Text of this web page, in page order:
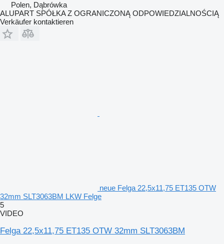
Polen, Dąbrówka
ALUPART SPÓŁKA Z OGRANICZONĄ ODPOWIEDZIALNOŚCIĄ
Verkäufer kontaktieren
neue Felga 22,5x11,75 ET135 OTW
32mm SLT3063BM LKW Felge
5
VIDEO
Felga 22,5x11,75 ET135 OTW 32mm SLT3063BM